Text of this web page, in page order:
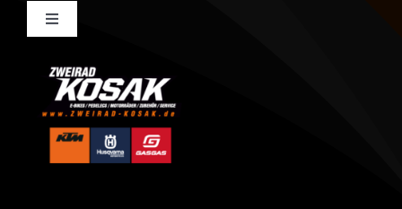
Toggle
Mein Konto
Kasse